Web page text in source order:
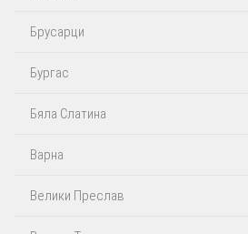
Брусарци
Бургас
Бяла Слатина
Варна
Велики Преслав